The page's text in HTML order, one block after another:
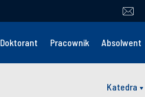
Doktorant Pracownik Absolwent
Katedra